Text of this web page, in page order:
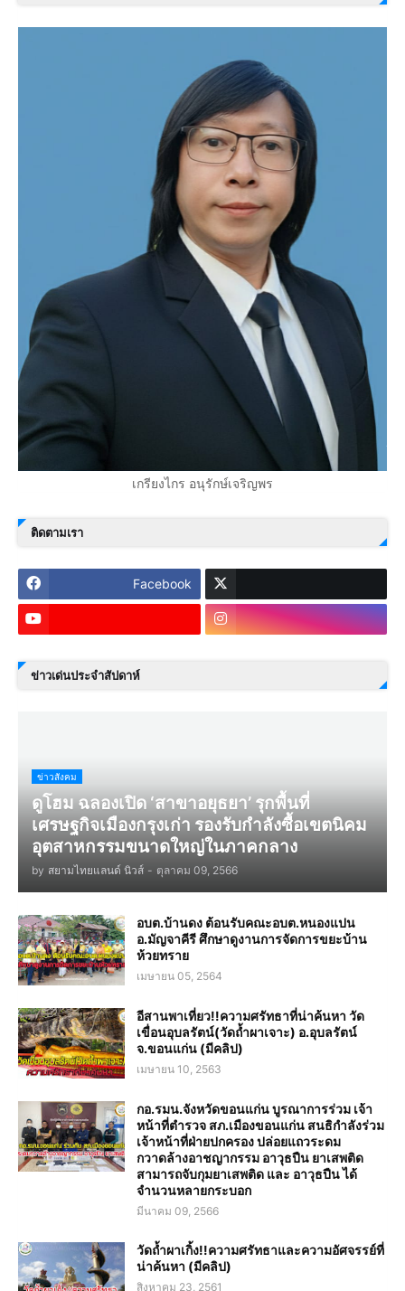
เกรียงไกร อนุรักษ์เจริญพร
ติดตามเรา
Facebook
ข่าวเด่นประจำสัปดาห์
ข่าวสังคม
ดูโฮม ฉลองเปิด ‘สาขาอยุธยา’ รุกพื้นที่
เศรษฐกิจเมืองกรุงเก่า รองรับกำลังซื้อเขตนิคม
อุตสาหกรรมขนาดใหญ่ในภาคกลาง
by สยามไทยแลนด์ นิวส์ - ตุลาคม 09, 2566
อบต.บ้านดง ต้อนรับคณะอบต.หนองแปน
อ.มัญจาคีรี ศึกษาดูงานการจัดการขยะบ้าน
ห้วยทราย
เมษายน 05, 2564
อีสานพาเที่ยว!!ความศรัทธาที่น่าค้นหา วัด
เขื่อนอุบลรัตน์(วัดถ้ำผาเจาะ) อ.อุบลรัตน์
จ.ขอนแก่น (มีคลิป)
เมษายน 10, 2563
กอ.รมน.จังหวัดขอนแก่น บูรณาการร่วม เจ้า
หน้าที่ตำรวจ สภ.เมืองขอนแก่น สนธิกำลังร่วม
เจ้าหน้าที่ฝ่ายปกครอง ปล่อยแถวระดม
กวาดล้างอาชญากรรม อาวุธปืน ยาเสพติด
สามารถจับกุมยาเสพติด และ อาวุธปืน ได้
จำนวนหลายกระบอก
มีนาคม 09, 2566
วัดถ้ำผาเกิ้ง!!ความศรัทธาและความอัศจรรย์ที่
น่าค้นหา (มีคลิป)
สิงหาคม 23, 2561